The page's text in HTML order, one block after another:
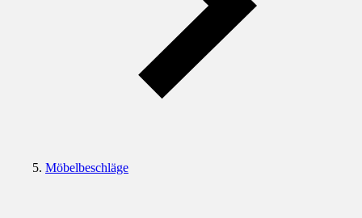
Möbelbeschläge